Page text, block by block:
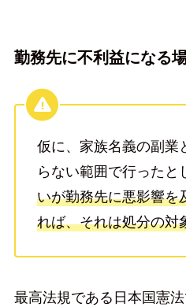
勤務先に不利益になる
仮に、家族名義の副業
らない範囲で行ったと
いが勤務先に悪影響を
れば、それは処分の対
最高法規である日本国憲法